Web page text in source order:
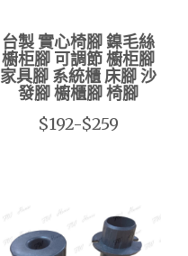
台製 實心椅腳 鎳毛絲
櫥柜腳 可調節 櫥柜腳
家具腳 系統櫃 床腳 沙
發腳 櫥櫃腳 椅腳
$192-$259